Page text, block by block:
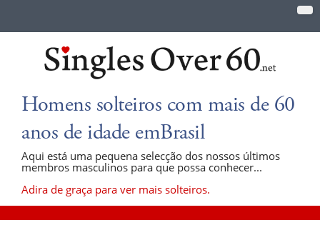
Homens solteiros com mais de 60
anos de idade emBrasil
Aqui está uma pequena selecção dos nossos últimos
membros masculinos para que possa conhecer...
Adira de graça para ver mais solteiros.